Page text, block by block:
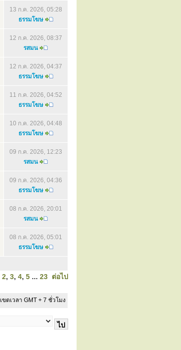
13 ก.ค. 2026, 05:28
ธรรมโฆษ
12 ก.ค. 2026, 08:37
รสมน
12 ก.ค. 2026, 04:37
ธรรมโฆษ
11 ก.ค. 2026, 04:52
ธรรมโฆษ
10 ก.ค. 2026, 04:48
ธรรมโฆษ
09 ก.ค. 2026, 12:23
รสมน
09 ก.ค. 2026, 04:36
ธรรมโฆษ
08 ก.ค. 2026, 20:01
รสมน
08 ก.ค. 2026, 05:01
ธรรมโฆษ
2, 3, 4, 5 ... 23 ต่อไป
เขตเวลา GMT + 7 ชั่วโมง